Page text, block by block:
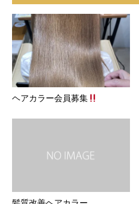
ヘアカラー会員募集